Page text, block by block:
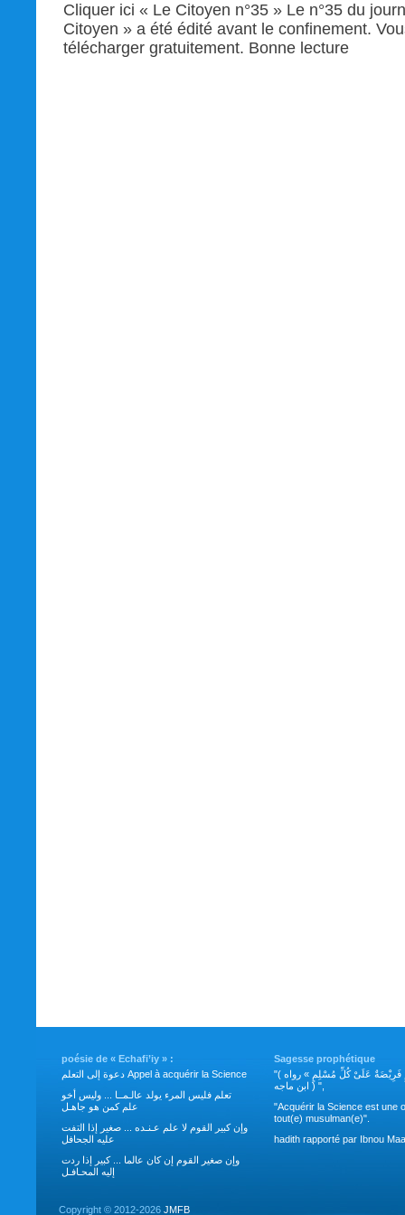
Cliquer ici « Le Citoyen n°35 » Le n°35 du
Citoyen » a été édité avant le confinement.
télécharger gratuitement. Bonne lecture
poésie de « Echafi’iy » :
دعوة إلى التعلم Appel à acquérir la Science
تعلم فليس المرء يولد عالـمــا ... وليس أخو
علم كمن هو جاهـل
وإن كبير القوم لا علم عـنـده ... صغير إذا التفت
عليه الجحافل
وإن صغير القوم إن كان عالما ... كبير إذا ردت
إليه المحـافـل
Sagesse prophétique
"( طَلَبُ العِلْمِ فَرِيْضَةٌ عَلَىْ كُلِّ مُسْلِمٍ » رواه
ابن ماجه ) ",
"Acquérir la Science est une
tout(e) musulman(e)".
hadith rapporté par Ibnou
Copyright © 2012-2026 JMFB